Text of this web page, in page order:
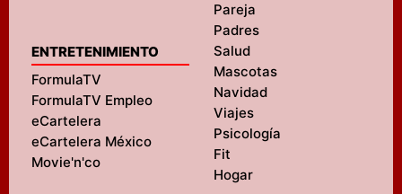
ENTRETENIMIENTO
FormulaTV
FormulaTV Empleo
eCartelera
eCartelera México
Movie'n'co
Pareja
Padres
Salud
Mascotas
Navidad
Viajes
Psicología
Fit
Hogar